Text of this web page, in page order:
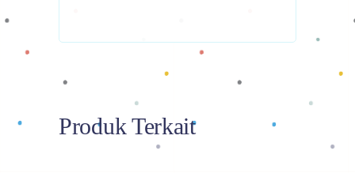
Produk Terkait